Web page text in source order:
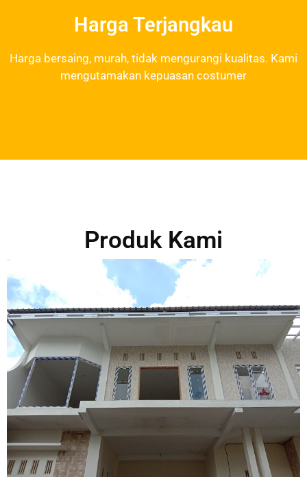
Harga Terjangkau
Harga bersaing, murah, tidak mengurangi kualitas. Kami
mengutamakan kepuasan costumer
Produk Kami